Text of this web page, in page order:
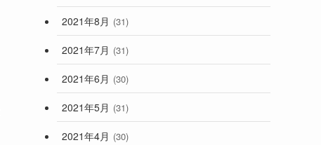
2021年8月 (31)
2021年7月 (31)
2021年6月 (30)
2021年5月 (31)
2021年4月 (30)